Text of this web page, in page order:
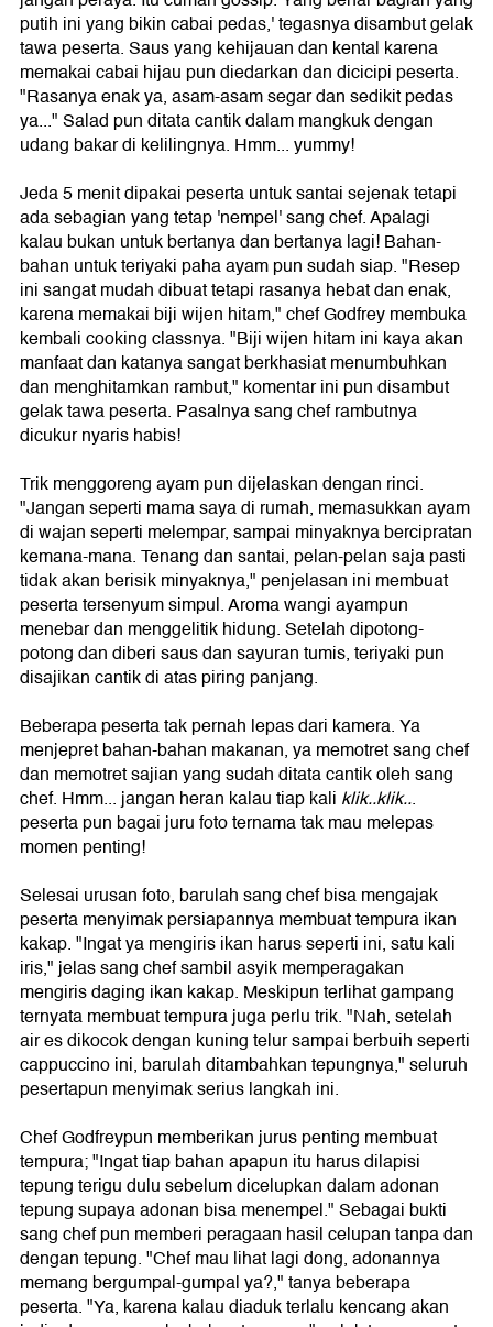
putih ini yang bikin cabai pedas,' tegasnya disambut gelak
tawa peserta. Saus yang kehijauan dan kental karena
memakai cabai hijau pun diedarkan dan dicicipi peserta.
"Rasanya enak ya, asam-asam segar dan sedikit pedas
ya..." Salad pun ditata cantik dalam mangkuk dengan
udang bakar di kelilingnya. Hmm... yummy!
Jeda 5 menit dipakai peserta untuk santai sejenak tetapi
ada sebagian yang tetap 'nempel' sang chef. Apalagi
kalau bukan untuk bertanya dan bertanya lagi! Bahan-
bahan untuk teriyaki paha ayam pun sudah siap. "Resep
ini sangat mudah dibuat tetapi rasanya hebat dan enak,
karena memakai biji wijen hitam," chef Godfrey membuka
kembali cooking classnya. "Biji wijen hitam ini kaya akan
manfaat dan katanya sangat berkhasiat menumbuhkan
dan menghitamkan rambut," komentar ini pun disambut
gelak tawa peserta. Pasalnya sang chef rambutnya
dicukur nyaris habis!
Trik menggoreng ayam pun dijelaskan dengan rinci.
"Jangan seperti mama saya di rumah, memasukkan ayam
di wajan seperti melempar, sampai minyaknya bercipratan
kemana-mana. Tenang dan santai, pelan-pelan saja pasti
tidak akan berisik minyaknya," penjelasan ini membuat
peserta tersenyum simpul. Aroma wangi ayampun
menebar dan menggelitik hidung. Setelah dipotong-
potong dan diberi saus dan sayuran tumis, teriyaki pun
disajikan cantik di atas piring panjang.
Beberapa peserta tak pernah lepas dari kamera. Ya
menjepret bahan-bahan makanan, ya memotret sang chef
dan memotret sajian yang sudah ditata cantik oleh sang
chef. Hmm... jangan heran kalau tiap kali klik..klik...
peserta pun bagai juru foto ternama tak mau melepas
momen penting!
Selesai urusan foto, barulah sang chef bisa mengajak
peserta menyimak persiapannya membuat tempura ikan
kakap. "Ingat ya mengiris ikan harus seperti ini, satu kali
iris," jelas sang chef sambil asyik memperagakan
mengiris daging ikan kakap. Meskipun terlihat gampang
ternyata membuat tempura juga perlu trik. "Nah, setelah
air es dikocok dengan kuning telur sampai berbuih seperti
cappuccino ini, barulah ditambahkan tepungnya," seluruh
pesertapun menyimak serius langkah ini.
Chef Godfreypun memberikan jurus penting membuat
tempura; "Ingat tiap bahan apapun itu harus dilapisi
tepung terigu dulu sebelum dicelupkan dalam adonan
tepung supaya adonan bisa menempel." Sebagai bukti
sang chef pun memberi peragaan hasil celupan tanpa dan
dengan tepung. "Chef mau lihat lagi dong, adonannya
memang bergumpal-gumpal ya?," tanya beberapa
peserta. "Ya, karena kalau diaduk terlalu kencang akan